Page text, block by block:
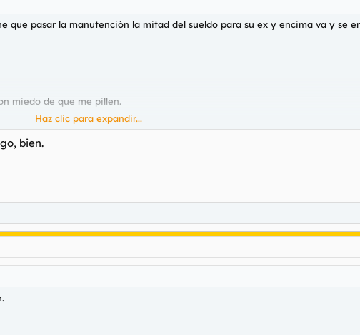
que pasar la manutención la mitad del sueldo para su ex y encima va y se
miedo de que me pillen.
Haz clic para expandir...
bien.